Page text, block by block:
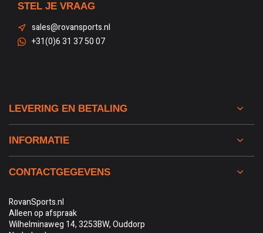
STEL JE VRAAG
sales@rovansports.nl
+31(0)6 31 37 50 07
LEVERING EN BETALING
INFORMATIE
CONTACTGEGEVENS
RovanSports.nl
Alleen op afspraak
Wilhelminaweg 14, 3253BW, Ouddorp